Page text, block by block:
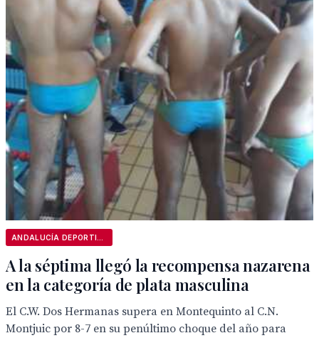
A la séptima llegó la recompensa nazarena
en la categoría de plata masculina
El C.W. Dos Hermanas supera en Montequinto al C.N.
Montjuic por 8-7 en su penúltimo choque del año para